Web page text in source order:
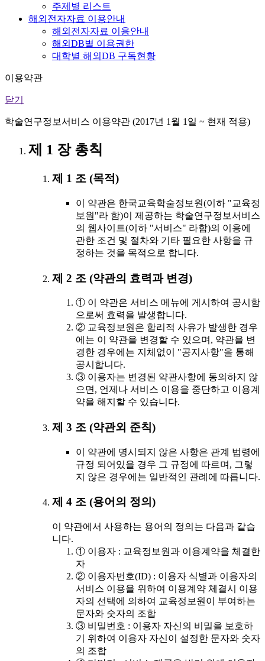
주제별 리스트
해외전자자료 이용안내
해외전자자료 이용안내
해외DB별 이용권한
대학별 해외DB 구독현황
이용약관
닫기
학술연구정보서비스 이용약관 (2017년 1월 1일 ~ 현재 적용)
제 1 장 총칙
제 1 조 (목적)
이 약관은 한국교육학술정보원(이하 "교육정
보원"라 함)이 제공하는 학술연구정보서비스
의 웹사이트(이하 "서비스" 라함)의 이용에
관한 조건 및 절차와 기타 필요한 사항을 규
정하는 것을 목적으로 합니다.
제 2 조 (약관의 효력과 변경)
① 이 약관은 서비스 메뉴에 게시하여 공시함
으로써 효력을 발생합니다.
② 교육정보원은 합리적 사유가 발생한 경우
에는 이 약관을 변경할 수 있으며, 약관을 변
경한 경우에는 지체없이 "공지사항"을 통해
공시합니다.
③ 이용자는 변경된 약관사항에 동의하지 않
으면, 언제나 서비스 이용을 중단하고 이용계
약을 해지할 수 있습니다.
제 3 조 (약관외 준칙)
이 약관에 명시되지 않은 사항은 관계 법령에
규정 되어있을 경우 그 규정에 따르며, 그렇
지 않은 경우에는 일반적인 관례에 따릅니다.
제 4 조 (용어의 정의)
이 약관에서 사용하는 용어의 정의는 다음과 같습
니다.
① 이용자 : 교육정보원과 이용계약을 체결한
자
② 이용자번호(ID) : 이용자 식별과 이용자의
서비스 이용을 위하여 이용계약 체결시 이용
자의 선택에 의하여 교육정보원이 부여하는
문자와 숫자의 조합
③ 비밀번호 : 이용자 자신의 비밀을 보호하
기 위하여 이용자 자신이 설정한 문자와 숫자
의 조합